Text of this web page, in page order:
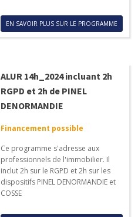
EN SAVOIR PLUS SUR LE PROGRAMME
ALUR 14h_2024 incluant 2h
RGPD et 2h de PINEL
DENORMANDIE
Financement possible
Ce programme s'adresse aux
professionnels de l'immobilier. Il
inclut 2h sur le RGPD et 2h sur les
dispositifs PINEL DENORMANDIE et
COSSE